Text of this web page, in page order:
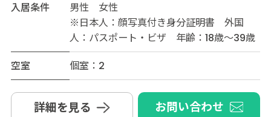
入居条件
男性 女性
※日本人：顔写真付き身分証明書 外国
人：パスポート・ビザ 年齢：18歳～39歳
空室
個室：2
詳細を見る お問い合わせ